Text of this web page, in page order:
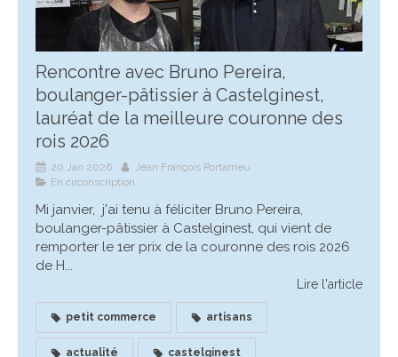
Rencontre avec Bruno Pereira,
boulanger-pâtissier à Castelginest,
lauréat de la meilleure couronne des
rois 2026
20 Jan 2026
Jean François Portarrieu
En circonscription
Mi janvier, j'ai tenu à féliciter Bruno Pereira,
boulanger-pâtissier à Castelginest, qui vient de
remporter le 1er prix de la couronne des rois 2026
de H...
Lire l'article
petit commerce artisans
actualité castelginest